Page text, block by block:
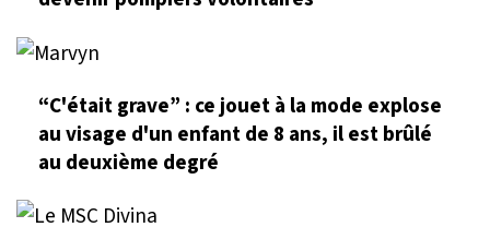
“C'était grave” : ce jouet à la mode explose
au visage d'un enfant de 8 ans, il est brûlé
au deuxième degré